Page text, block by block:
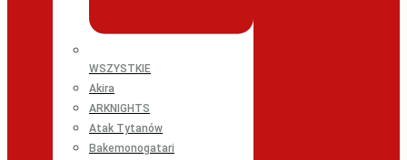
WSZYSTKIE
Akira
ARKNIGHTS
Atak Tytanów
Bakemonogatari